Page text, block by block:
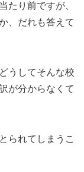
たり前ですが、
、だれも答えて
うしてそんな校
が分からなくて
られてしまうこ